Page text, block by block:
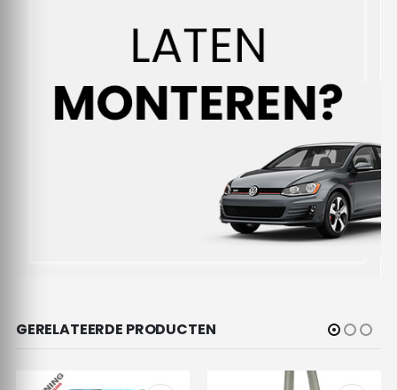
GERELATEERDE PRODUCTEN